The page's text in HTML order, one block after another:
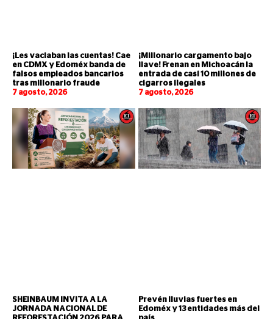
¡Les vaciaban las cuentas! Cae
en CDMX y Edoméx banda de
falsos empleados bancarios
tras millonario fraude
7 agosto, 2026
¡Millonario cargamento bajo
llave! Frenan en Michoacán la
entrada de casi 10 millones de
cigarros ilegales
7 agosto, 2026
SHEINBAUM INVITA A LA
JORNADA NACIONAL DE
Prevén lluvias fuertes en
Edoméx y 13 entidades más del